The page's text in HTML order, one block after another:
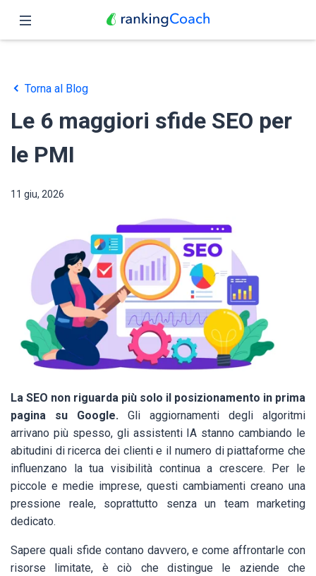
Funzioni
Prezzo
Partner
Blog
Torna al Blog
Le 6 maggiori sfide SEO per
le PMI
11 giu, 2026
La SEO non riguarda più solo il posizionamento in prima
pagina su Google. Gli aggiornamenti degli algoritmi
arrivano più spesso, gli assistenti IA stanno cambiando le
abitudini di ricerca dei clienti e il numero di piattaforme che
influenzano la tua visibilità continua a crescere. Per le
piccole e medie imprese, questi cambiamenti creano una
pressione reale, soprattutto senza un team marketing
dedicato.
Sapere quali sfide contano davvero, e come affrontarle con
risorse limitate, è ciò che distingue le aziende che